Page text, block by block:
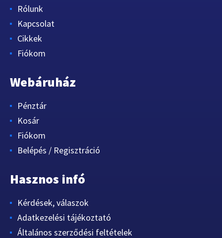
Rólunk
Kapcsolat
Cikkek
Fiókom
Webáruház
Pénztár
Kosár
Fiókom
Belépés / Regisztráció
Hasznos infó
Kérdések, válaszok
Adatkezelési tájékoztató
Általános szerződési feltételek